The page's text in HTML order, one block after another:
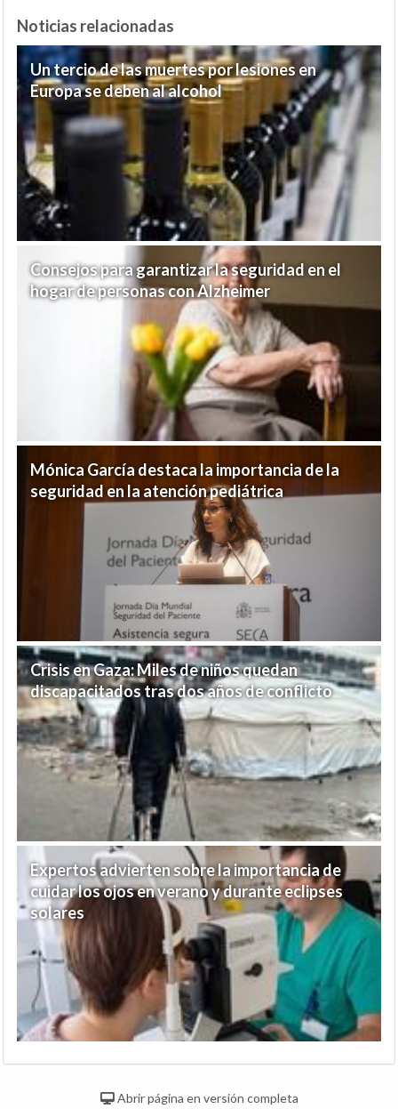
Noticias relacionadas
Un tercio de las muertes por lesiones en
Europa se deben al alcohol
Consejos para garantizar la seguridad en el
hogar de personas con Alzheimer
Mónica García destaca la importancia de la
seguridad en la atención pediátrica
Crisis en Gaza: Miles de niños quedan
discapacitados tras dos años de conflicto
Expertos advierten sobre la importancia de
cuidar los ojos en verano y durante eclipses
solares
Abrir página en versión completa